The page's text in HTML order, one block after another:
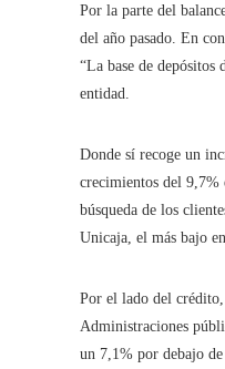
Por la parte del
del año pasado. En
“La base de
entidad.
Donde sí recoge un
crecimientos del 9,7%
búsqueda de los
Unicaja, el más bajo
Por el lado del
Administraciones
un 7,1% por debajo